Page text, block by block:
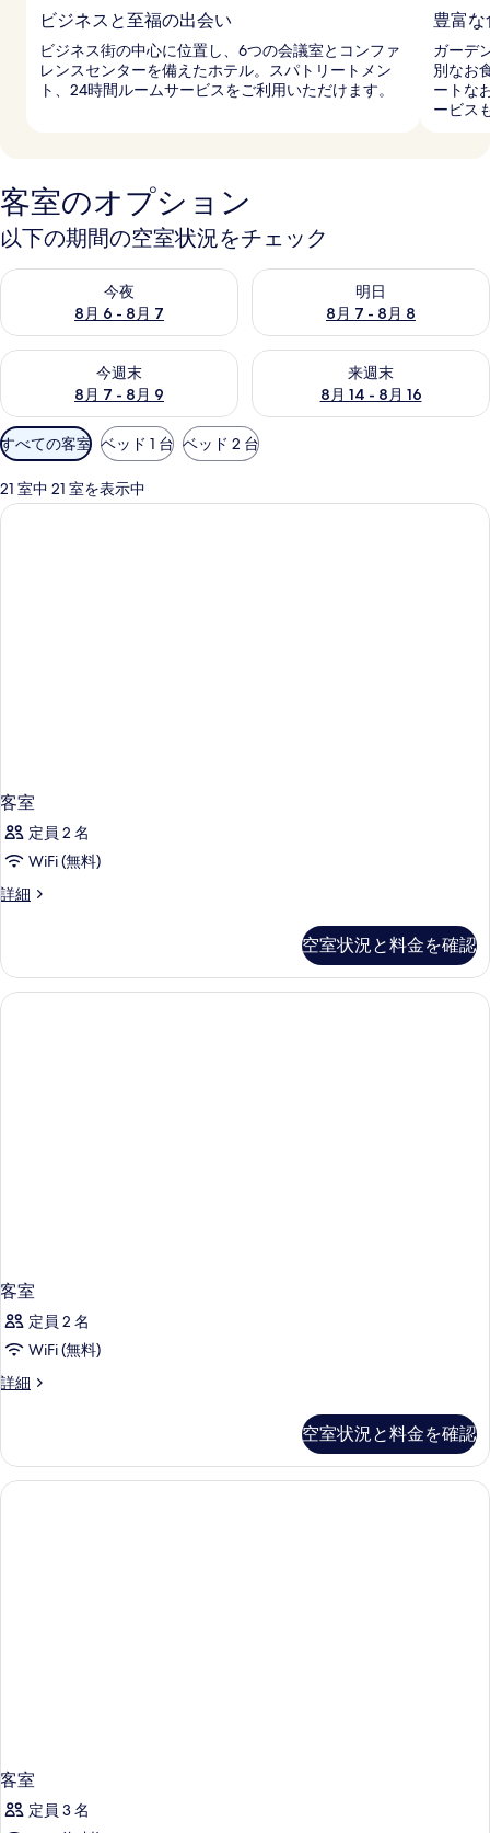
ビジネスと至福の出会い
ビジネス街の中心に位置し、6つの会議室とコンファ
レンスセンターを備えたホテル。スパトリートメン
ト、24時間ルームサービスをご利用いただけます。
豊富
ガーデ
別なお
ートな
ービス
客室のオプション
以下の期間の空室状況をチェック
今夜
8月 6 - 8月 7
今夜 8月 6 - 8月 7 の空室状況をチェック
明日
8月 7 - 8月 8
明日 8月 7 - 8月 8 の空室状況
今週末
8月 7 - 8月 9
今週末 8月 7 - 8月 9 の空室状況をチェック
来週末
8月 14 - 8月 16
来週末 8月 14 - 8月 16 の空室
利
用
可
能
すべての客室 ベッド 1 台 ベッド 2 台
21 室中 21 室を表示中
客室
定員 2 名
WiFi (無料)
詳細
客
細
空室状況と料金を確認
客室
定員 2 名
WiFi (無料)
詳細
客
細
空室状況と料金を確認
客室
定員 3 名